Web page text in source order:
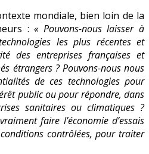
mondiale, bien loin de la
:« Pouvons-nous laisser à
les plus récentes et
des entreprises françaises et
étrangers ? Pouvons-nous nous
de ces technologies pour
public ou pour répondre, dans
sanitaires ou climatiques ?
faire l’économie d’essais
contrôlées, pour traiter